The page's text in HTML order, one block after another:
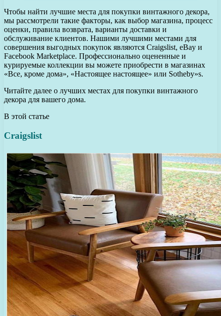
Чтобы найти лучшие места для покупки винтажного декора,
мы рассмотрели такие факторы, как выбор магазина, процесс
оценки, правила возврата, варианты доставки и
обслуживание клиентов. Нашими лучшими местами для
совершения выгодных покупок являются Craigslist, eBay и
Facebook Marketplace. Профессионально оцененные и
курируемые коллекции вы можете приобрести в магазинах
«Все, кроме дома», «Настоящее настоящее» или Sotheby»s.
Читайте далее о лучших местах для покупки винтажного
декора для вашего дома.
В этой статье
Craigslist